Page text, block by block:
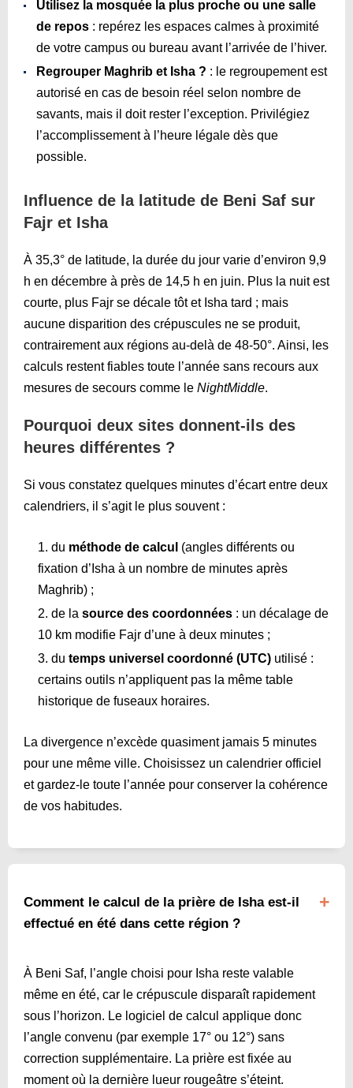
Utilisez la mosquée la plus proche ou une salle
de repos : repérez les espaces calmes à proximité
de votre campus ou bureau avant l’arrivée de l’hiver.
Regrouper Maghrib et Isha ? : le regroupement est
autorisé en cas de besoin réel selon nombre de
savants, mais il doit rester l’exception. Privilégiez
l’accomplissement à l’heure légale dès que
possible.
Influence de la latitude de Beni Saf sur
Fajr et Isha
À 35,3° de latitude, la durée du jour varie d’environ 9,9
h en décembre à près de 14,5 h en juin. Plus la nuit est
courte, plus Fajr se décale tôt et Isha tard ; mais
aucune disparition des crépuscules ne se produit,
contrairement aux régions au-delà de 48-50°. Ainsi, les
calculs restent fiables toute l’année sans recours aux
mesures de secours comme le NightMiddle.
Pourquoi deux sites donnent-ils des
heures différentes ?
Si vous constatez quelques minutes d’écart entre deux
calendriers, il s’agit le plus souvent :
du méthode de calcul (angles différents ou
fixation d’Isha à un nombre de minutes après
Maghrib) ;
de la source des coordonnées : un décalage de
10 km modifie Fajr d’une à deux minutes ;
du temps universel coordonné (UTC) utilisé :
certains outils n’appliquent pas la même table
historique de fuseaux horaires.
La divergence n’excède quasiment jamais 5 minutes
pour une même ville. Choisissez un calendrier officiel
et gardez-le toute l’année pour conserver la cohérence
de vos habitudes.
Comment le calcul de la prière de Isha est-il
effectué en été dans cette région ?
À Beni Saf, l’angle choisi pour Isha reste valable
même en été, car le crépuscule disparaît rapidement
sous l’horizon. Le logiciel de calcul applique donc
l’angle convenu (par exemple 17° ou 12°) sans
correction supplémentaire. La prière est fixée au
moment où la dernière lueur rougeâtre s’éteint.